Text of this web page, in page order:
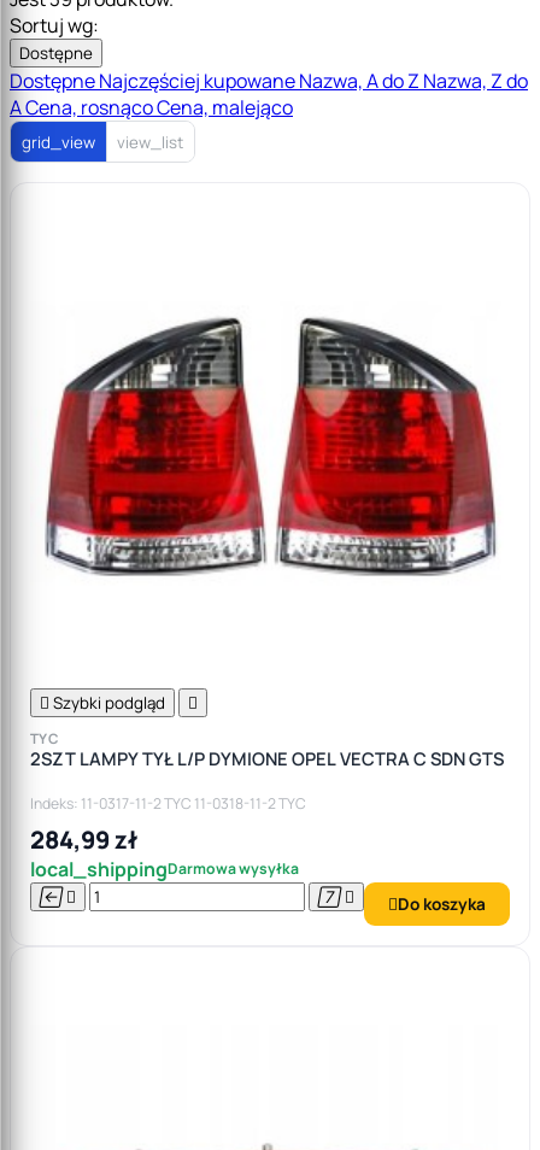
Sortuj wg:
Dostępne
DostępneNajczęściej kupowaneNazwa, A do Z Nazwa, Z do
ACena, rosnącoCena, malejąco
grid_view view_list
 Szybki podgląd 
TYC
2SZT LAMPY TYŁ L/P DYMIONE OPEL VECTRA C SDN GTS
Indeks: 11-0317-11-2 TYC 11-0318-11-2 TYC
284,99 zł
local_shippingDarmowa wysyłka
    Do koszyka